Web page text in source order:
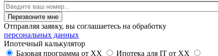
Отправляя заявку, вы соглашаетесь на обработку
персональных данных
Ипотечный калькулятор
Базовая программа от XX Ипотека для IT от XX